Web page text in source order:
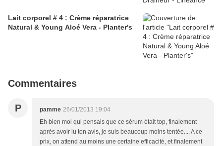
Lait corporel # 4 : Crème réparatrice
Natural & Young Aloé Vera - Planter's
Commentaires
P pamme 26/01/2013 19:04
Eh bien moi qui pensais que ce sérum était top, finalement
après avoir lu ton avis, je suis beaucoup moins tentée.... A ce
prix, on attend au moins une certaine efficacité, et finalement